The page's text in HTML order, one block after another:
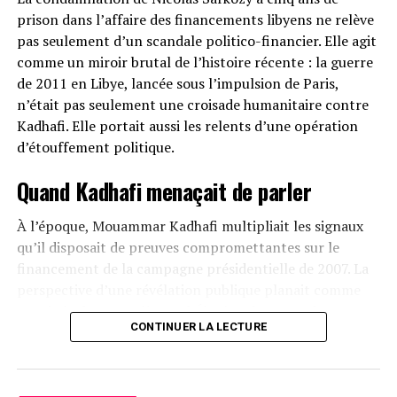
Africains » quand il est financé et piloté en arrière-plan
par l’État français est une insulte à l’intelligence de
cette jeunesse africaine qui réclame avant tout
autonomie et souveraineté.
Cette démarche trahit une profonde condescendance :
celle d’un pays qui se croit encore indispensable à
réclament haut et fort de parler pour eux-mêmes.
Une stratégie désespérée face à la perte
de crédibilité
hémorragie. Face au discrédit total de France 24 et RFI,
accusés d’être des relais de propagande française et
prison dans l’affaire des financements libyens ne relève
pas seulement d’un scandale politico-financier. Elle agit
comme un miroir brutal de l’histoire récente : la guerre
de 2011 en Libye, lancée sous l’impulsion de Paris,
n’était pas seulement une croisade humanitaire contre
Kadhafi. Elle portait aussi les relents d’une opération
d’étouffement politique.
Quand Kadhafi menaçait de parler
À l’époque, Mouammar Kadhafi multipliait les signaux
qu’il disposait de preuves compromettantes sur le
financement de la campagne présidentielle de 2007. La
une épée de Damoclès sur l’Élysée. L’intervention
militaire, sous couvert de protéger la population civile, a
dirigeant devenu trop gênant.
CONTINUER LA LECTURE